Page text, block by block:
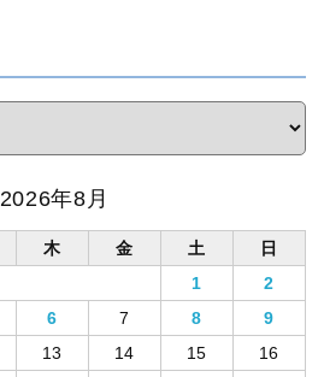
2026年8月
木 金 土
日
1
2
6 7 8
9
13 14 15
16